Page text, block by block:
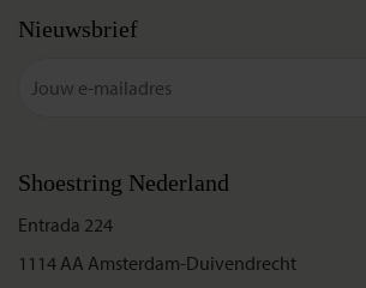
Nieuwsbrief
Shoestring Nederland
Entrada 224
1114 AA Amsterdam-Duivendrecht